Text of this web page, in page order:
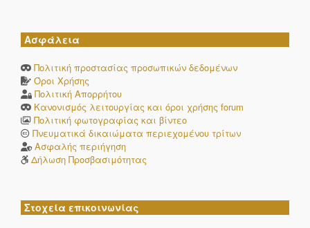
Ασφάλεια
Πολιτική προστασίας προσωπικών δεδομένων
Όροι Χρήσης
Πολιτική Απορρήτου
Κανονισμός λειτουργίας και όροι χρήσης forum
Πολιτική φωτογραφίας και βίντεο
Πνευματικά δικαιώματα περιεχομένου τρίτων
Ασφαλής περιήγηση
Δήλωση Προσβασιμότητας
Στοχεία επικοινωνίας